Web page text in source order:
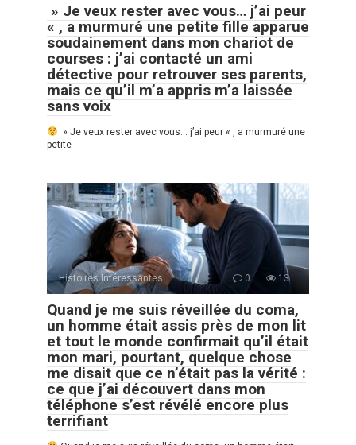
» Je veux rester avec vous… j’ai peur
« , a murmuré une petite fille apparue
soudainement dans mon chariot de
courses : j’ai contacté un ami
détective pour retrouver ses parents,
mais ce qu’il m’a appris m’a laissée
sans voix
» Je veux rester avec vous… j’ai peur « , a murmuré une
petite
Histoires Intéressantes 0 13
Quand je me suis réveillée du coma,
un homme était assis près de mon lit
et tout le monde confirmait qu’il était
mon mari, pourtant, quelque chose
me disait que ce n’était pas la vérité :
ce que j’ai découvert dans mon
téléphone s’est révélé encore plus
terrifiant